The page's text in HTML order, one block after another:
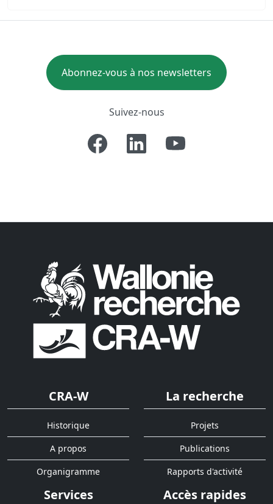
Abonnez-vous à nos newsletters
Suivez-nous
CRA-W
Historique
A propos
Organigramme
La recherche
Projets
Publications
Rapports d'activité
Services Accès rapides